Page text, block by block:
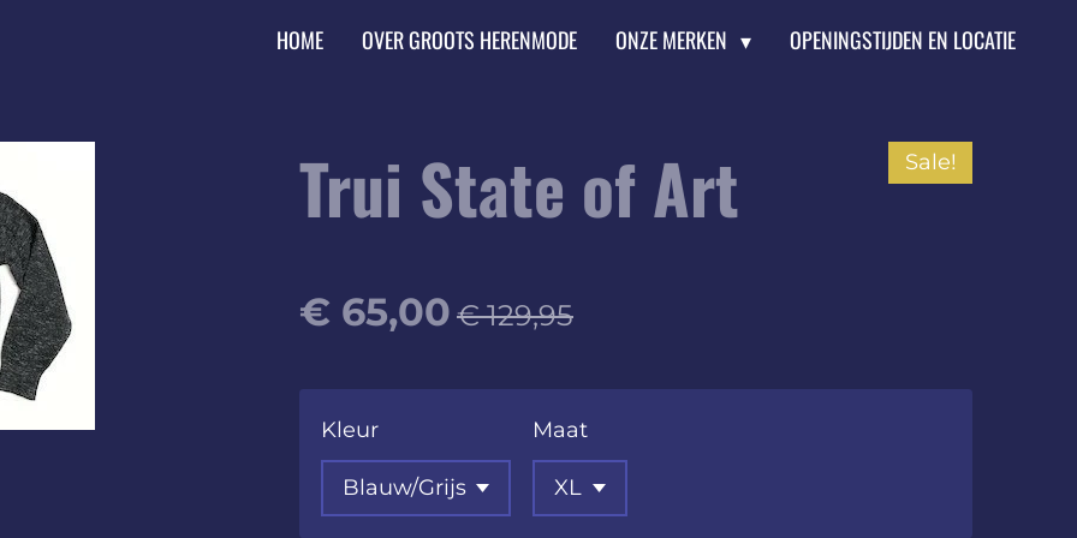
HOME OVER GROOTS HERENMODE ONZE MERKEN OPENINGSTIJDEN EN LOCATIE
Trui State of Art Sale!
€ 65,00 € 129,95
Kleur Maat